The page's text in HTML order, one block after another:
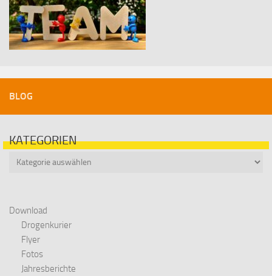
BLOG
KATEGORIEN
Kategorien
Download
Drogenkurier
Flyer
Fotos
Jahresberichte